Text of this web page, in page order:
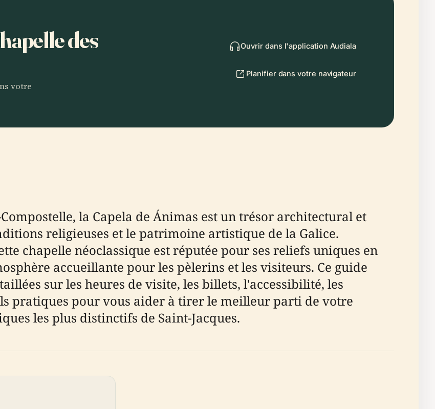
des
votre
Ouvrir dans l'application Audiala
Planifier dans votre navigateur
la Capela de Ánimas est un trésor architectural et
religieuses et le patrimoine artistique de la Galice.
chapelle néoclassique est réputée pour ses reliefs uniques en
accueillante pour les pèlerins et les visiteurs. Ce guide
sur les heures de visite, les billets, l'accessibilité, les
pratiques pour vous aider à tirer le meilleur parti de votre
les plus distinctifs de Saint-Jacques.